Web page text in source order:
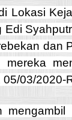
Lokasi
Edi
dan
mereka
05/03/2020-